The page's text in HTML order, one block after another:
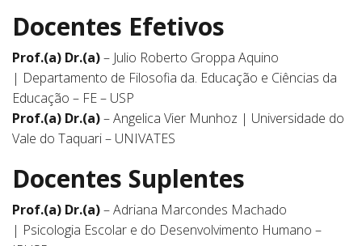
Docentes Efetivos
Prof.(a) Dr.(a)– Julio Roberto Groppa Aquino
| Departamento de Filosofia da. Educação e Ciências da
Educação – FE – USP
Prof.(a) Dr.(a)– Angelica Vier Munhoz | Universidade do
Vale do Taquari – UNIVATES
Docentes Suplentes
Prof.(a) Dr.(a)– Adriana Marcondes Machado
| Psicologia Escolar e do Desenvolvimento Humano –